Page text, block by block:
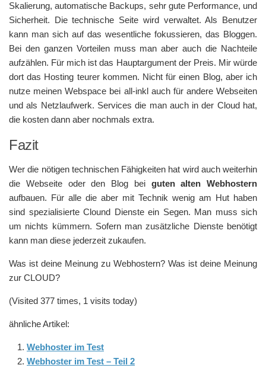
Skalierung, automatische Backups, sehr gute Performance, und
Sicherheit. Die technische Seite wird verwaltet. Als Benutzer
kann man sich auf das wesentliche fokussieren, das Bloggen.
Bei den ganzen Vorteilen muss man aber auch die Nachteile
aufzählen. Für mich ist das Hauptargument der Preis. Mir würde
dort das Hosting teurer kommen. Nicht für einen Blog, aber ich
nutze meinen Webspace bei all-inkl auch für andere Webseiten
und als Netzlaufwerk. Services die man auch in der Cloud hat,
die kosten dann aber nochmals extra.
Fazit
Wer die nötigen technischen Fähigkeiten hat wird auch weiterhin
die Webseite oder den Blog bei guten alten Webhostern
aufbauen. Für alle die aber mit Technik wenig am Hut haben
sind spezialisierte Clound Dienste ein Segen. Man muss sich
um nichts kümmern. Sofern man zusätzliche Dienste benötigt
kann man diese jederzeit zukaufen.
Was ist deine Meinung zu Webhostern? Was ist deine Meinung
zur CLOUD?
(Visited 377 times, 1 visits today)
ähnliche Artikel:
Webhoster im Test
Webhoster im Test – Teil 2